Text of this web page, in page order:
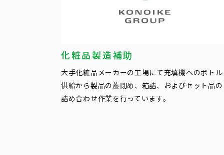
化粧品製造補助
大手化粧品メーカーの工場にて充填機へのボトル
供給から製品の蓋閉め、箱詰、およびセット品の
詰め合わせ作業を行っています。